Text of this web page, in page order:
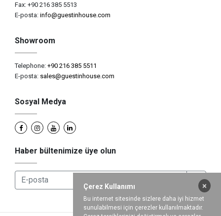
Fax: +90 216 385 5513
E-posta: info@guestinhouse.com
Showroom
Telephone: +90 216 385 5511
E-posta: sales@guestinhouse.com
Sosyal Medya
Haber bültenimize üye olun
×
Çerez Kullanımı
Bu internet sitesinde sizlere daha iyi hizmet
sunulabilmesi için çerezler kullanılmaktadır.